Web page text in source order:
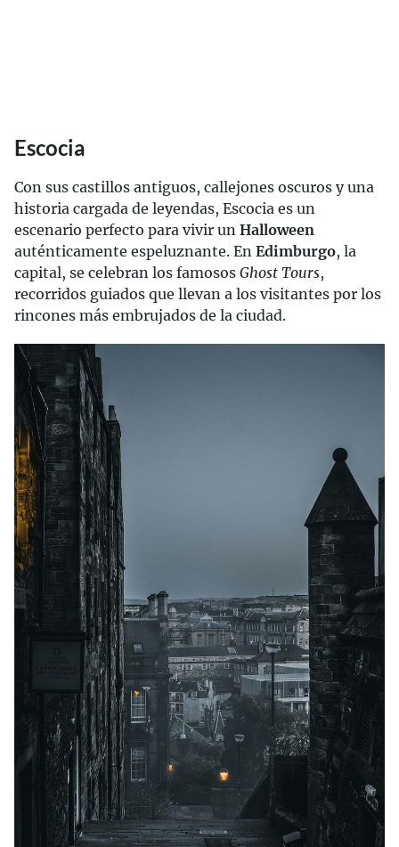
Escocia
Con sus castillos antiguos, callejones oscuros y una
historia cargada de leyendas, Escocia es un
escenario perfecto para vivir un Halloween
auténticamente espeluznante. En Edimburgo, la
capital, se celebran los famosos Ghost Tours,
recorridos guiados que llevan a los visitantes por los
rincones más embrujados de la ciudad.